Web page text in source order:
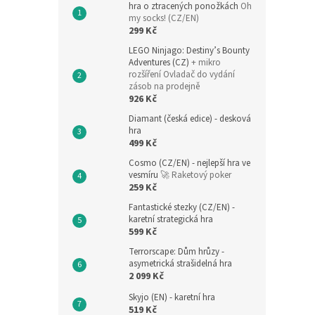
hra o ztracených ponožkách Oh
my socks! (CZ/EN)
299 Kč
LEGO Ninjago: Destiny’s Bounty
Adventures (CZ) + mikro
rozšíření Ovladač do vydání
zásob na prodejně
926 Kč
Diamant (česká edice) - desková
hra
499 Kč
Cosmo (CZ/EN) - nejlepší hra ve
vesmíru 🚀 Raketový poker
259 Kč
Fantastické stezky (CZ/EN) -
karetní strategická hra
599 Kč
Terrorscape: Dům hrůzy -
asymetrická strašidelná hra
2 099 Kč
Skyjo (EN) - karetní hra
519 Kč